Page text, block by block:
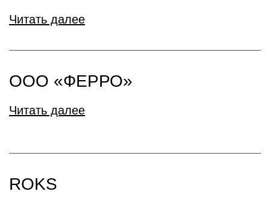
Читать далее
ООО «ФЕРРО»
Читать далее
ROKS